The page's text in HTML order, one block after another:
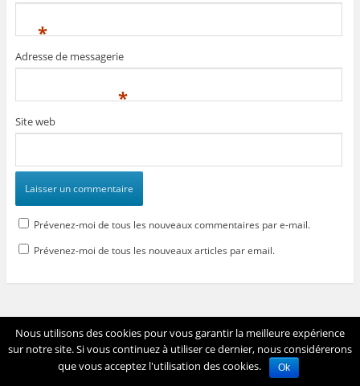
*
Adresse de messagerie
*
Site web
Prévenez-moi de tous les nouveaux commentaires par e-mail.
Prévenez-moi de tous les nouveaux articles par email.
Fièrement propulsé par WordPress
Nous utilisons des cookies pour vous garantir la meilleure expérience
sur notre site. Si vous continuez à utiliser ce dernier, nous considérerons
que vous acceptez l'utilisation des cookies.
Ok